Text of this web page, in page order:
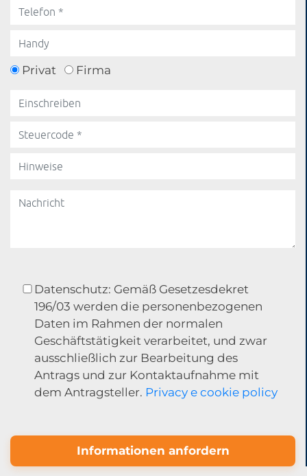
Privat Firma
Datenschutz: Gemäß Gesetzesdekret
196/03 werden die personenbezogenen
Daten im Rahmen der normalen
Geschäftstätigkeit verarbeitet, und zwar
ausschließlich zur Bearbeitung des
Antrags und zur Kontaktaufnahme mit
dem Antragsteller. Privacy e cookie policy
Informationen anfordern